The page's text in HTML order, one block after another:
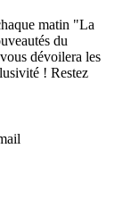
matin "La
du
dévoilera les
! Restez